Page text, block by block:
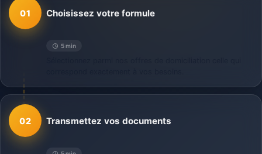
01
5 min
Choisissez votre formule
02 Transmettez vos documents